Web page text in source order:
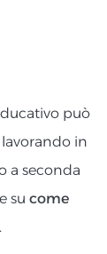
può
lavorando in
a seconda
su come